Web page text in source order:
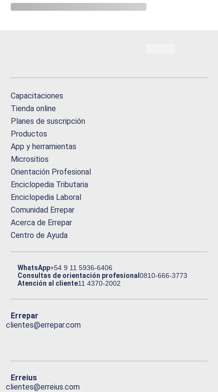
Capacitaciones
Tienda online
Planes de suscripción
Productos
App y herramientas
Micrositios
Orientación Profesional
Enciclopedia Tributaria
Enciclopedia Laboral
Comunidad Errepar
Acerca de Errepar
Centro de Ayuda
WhatsApp+54 9 11 5936-6406
Consultas de orientación profesional0810-666-3773
Atención al cliente11 4370-2002
Errepar
clientes@errepar.com
Erreius
clientes@erreius.com